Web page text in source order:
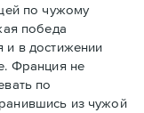
по чужому
победа
и в достижении
Франция не
по
из чужой